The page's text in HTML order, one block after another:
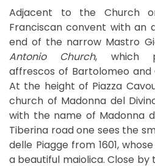
Adjacent to the Church
Franciscan convent with an
end of the narrow Mastro
Antonio Church, which
affrescos of Bartolomeo and
At the height of Piazza
church of Madonna del
with the name of Madonna
Tiberina road one sees the
delle Piagge from 1601,
a beautiful maiolica. Close